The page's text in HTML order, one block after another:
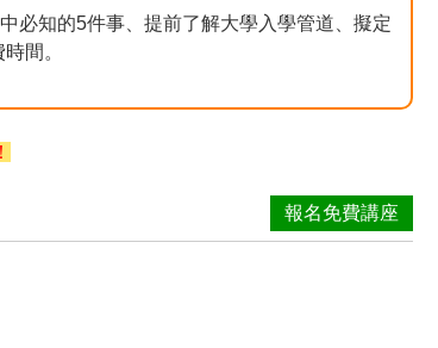
必知的5件事、提前了解大學入學管道、擬定
間。
報名免費講座